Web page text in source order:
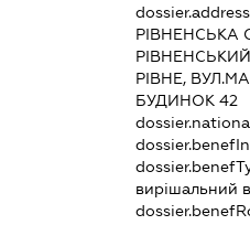
РІВНЕНСЬКА
РІВНЕ,
БУДИНОК 42
вирішальний